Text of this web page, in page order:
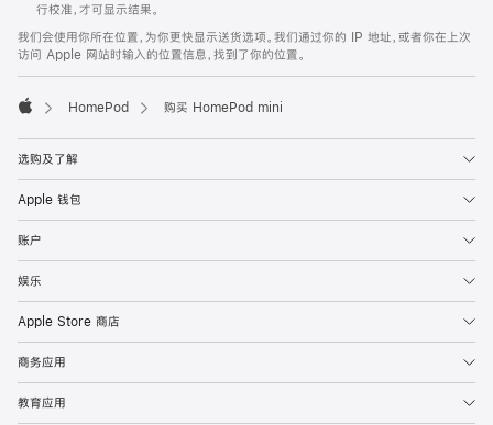
行校准，才可显示结果。
我们会使用你所在位置，为你更快显示送货选项。我们通过你的 IP 地址，或者你在上次
访问 Apple 网站时输入的位置信息，找到了你的位置。
HomePod 购买 HomePod mini
选购及了解
Apple 钱包
账户
娱乐
Apple Store 商店
商务应用
教育应用